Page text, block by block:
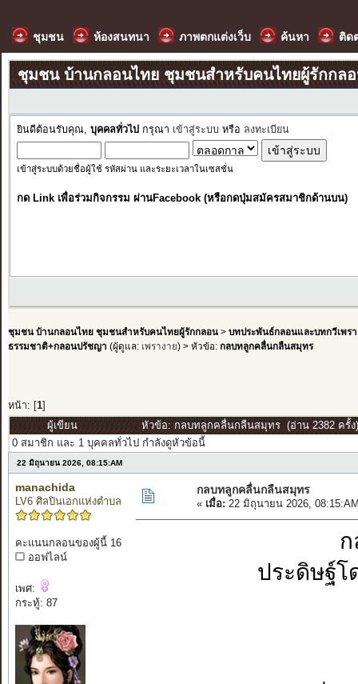
ชุมชน ห้องสนทนา ภาพตกแต่งเว็บ ค้นหา ติด
ชุมชน บ้านกลอนไทย ชุมชนสำหรับคนไทยผู้รักกล
ยินดีต้อนรับคุณ, บุคคลทั่วไป กรุณา เข้าสู่ระบบ หรือ ลงทะเบียน
เข้าสู่ระบบด้วยชื่อผู้ใช้ รหัสผ่าน และระยะเวลาในเซสชั่น
กด Link เพื่อร่วมกิจกรรม ผ่านFacebook (หรือกดปุ่มสมัครสมาชิกด้านบน)
ชุมชน บ้านกลอนไทย ชุมชนสำหรับคนไทยผู้รักกลอน> บทประพันธ์กลอนและบทกวีเพรา
ธรรมชาติ+กลอนปรัชญา (ผู้ดูแล: เพรางาย) > หัวข้อ: กลบทลูกคลื่นกลืนสมุทร
หน้า: [ 1]
ผู้เขียน
หัวข้อ: กลบทลูกคลื่นกลืนสมุทร (อ่าน 2382 ครั้ง)
0 สมาชิก และ 1 บุคคลทั่วไป กำลังดูหัวข้อนี้
22 มิถุนายน 2026, 08:15:AM
manachida
LV6 ศิลปินเอกแห่งตำบล
คะแนนกลอนของผู้นี้ 16
ออฟไลน์
เพศ:
กระทู้: 87
กลบทลูกคลื่นกลืนสมุทร
« เมื่อ: 22 มิถุนายน 2026,
ประดิษฐ์